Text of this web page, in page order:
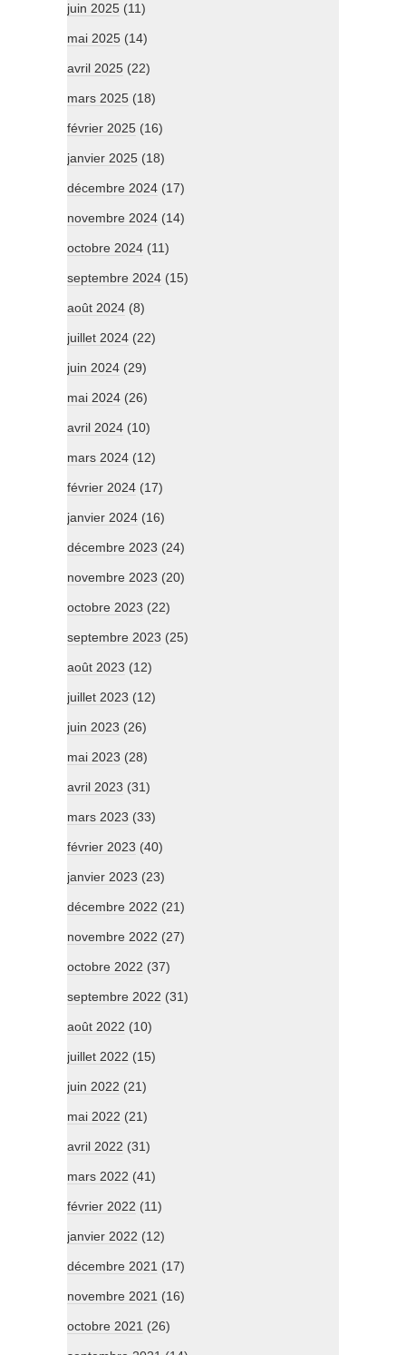
juin 2025 (11)
mai 2025 (14)
avril 2025 (22)
mars 2025 (18)
février 2025 (16)
janvier 2025 (18)
décembre 2024 (17)
novembre 2024 (14)
octobre 2024 (11)
septembre 2024 (15)
août 2024 (8)
juillet 2024 (22)
juin 2024 (29)
mai 2024 (26)
avril 2024 (10)
mars 2024 (12)
février 2024 (17)
janvier 2024 (16)
décembre 2023 (24)
novembre 2023 (20)
octobre 2023 (22)
septembre 2023 (25)
août 2023 (12)
juillet 2023 (12)
juin 2023 (26)
mai 2023 (28)
avril 2023 (31)
mars 2023 (33)
février 2023 (40)
janvier 2023 (23)
décembre 2022 (21)
novembre 2022 (27)
octobre 2022 (37)
septembre 2022 (31)
août 2022 (10)
juillet 2022 (15)
juin 2022 (21)
mai 2022 (21)
avril 2022 (31)
mars 2022 (41)
février 2022 (11)
janvier 2022 (12)
décembre 2021 (17)
novembre 2021 (16)
octobre 2021 (26)